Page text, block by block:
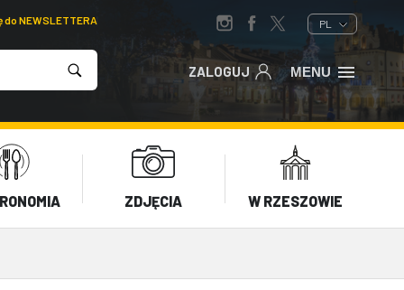
do NEWSLETTERA PL
ZALOGUJ MENU
ZDJĘCIA W RZESZOWIE